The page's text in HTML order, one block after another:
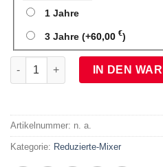
1 Jahre
3 Jahre (+60,00 €)
Classic 575 inkl. FourSide Jar
IN DEN
Artikelnummer: n. a.
Kategorie: Reduzierte-Mixer